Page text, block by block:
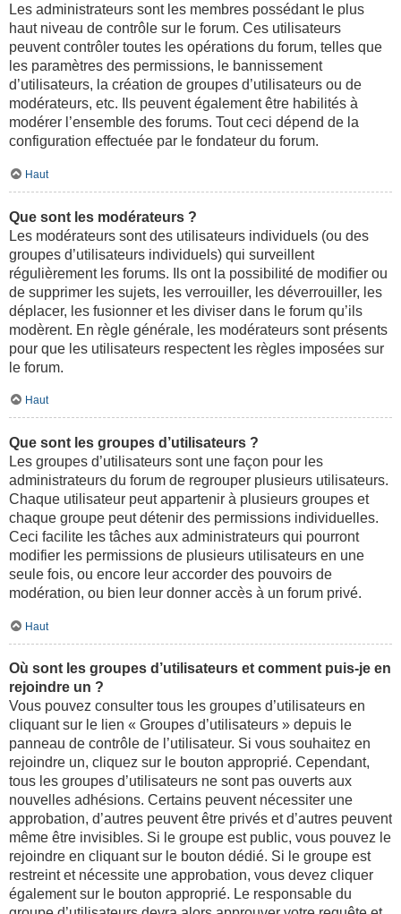
Les administrateurs sont les membres possédant le plus
haut niveau de contrôle sur le forum. Ces utilisateurs
peuvent contrôler toutes les opérations du forum, telles que
les paramètres des permissions, le bannissement
d’utilisateurs, la création de groupes d’utilisateurs ou de
modérateurs, etc. Ils peuvent également être habilités à
modérer l’ensemble des forums. Tout ceci dépend de la
configuration effectuée par le fondateur du forum.
Haut
Que sont les modérateurs ?
Les modérateurs sont des utilisateurs individuels (ou des
groupes d’utilisateurs individuels) qui surveillent
régulièrement les forums. Ils ont la possibilité de modifier ou
de supprimer les sujets, les verrouiller, les déverrouiller, les
déplacer, les fusionner et les diviser dans le forum qu’ils
modèrent. En règle générale, les modérateurs sont présents
pour que les utilisateurs respectent les règles imposées sur
le forum.
Haut
Que sont les groupes d’utilisateurs ?
Les groupes d’utilisateurs sont une façon pour les
administrateurs du forum de regrouper plusieurs utilisateurs.
Chaque utilisateur peut appartenir à plusieurs groupes et
chaque groupe peut détenir des permissions individuelles.
Ceci facilite les tâches aux administrateurs qui pourront
modifier les permissions de plusieurs utilisateurs en une
seule fois, ou encore leur accorder des pouvoirs de
modération, ou bien leur donner accès à un forum privé.
Haut
Où sont les groupes d’utilisateurs et comment puis-je en
rejoindre un ?
Vous pouvez consulter tous les groupes d’utilisateurs en
cliquant sur le lien « Groupes d’utilisateurs » depuis le
panneau de contrôle de l’utilisateur. Si vous souhaitez en
rejoindre un, cliquez sur le bouton approprié. Cependant,
tous les groupes d’utilisateurs ne sont pas ouverts aux
nouvelles adhésions. Certains peuvent nécessiter une
approbation, d’autres peuvent être privés et d’autres peuvent
même être invisibles. Si le groupe est public, vous pouvez le
rejoindre en cliquant sur le bouton dédié. Si le groupe est
restreint et nécessite une approbation, vous devez cliquer
également sur le bouton approprié. Le responsable du